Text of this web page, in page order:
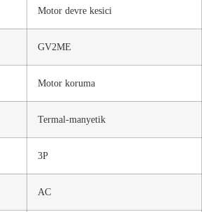
Motor devre kesici
GV2ME
Motor koruma
Termal-manyetik
3P
AC